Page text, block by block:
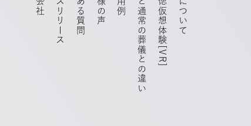
巡輪偲仮想体験[VR]
旅葬と通常の葬儀との違い